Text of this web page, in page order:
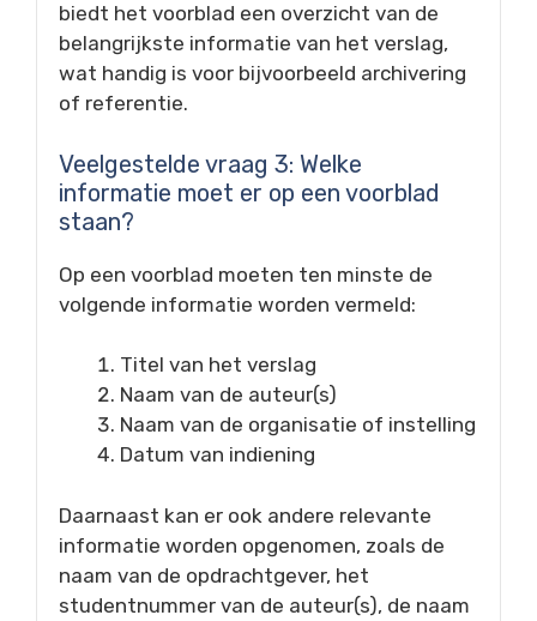
biedt het voorblad een overzicht van de
belangrijkste informatie van het verslag,
wat handig is voor bijvoorbeeld archivering
of referentie.
Veelgestelde vraag 3: Welke
informatie moet er op een voorblad
staan?
Op een voorblad moeten ten minste de
volgende informatie worden vermeld:
Titel van het verslag
Naam van de auteur(s)
Naam van de organisatie of instelling
Datum van indiening
Daarnaast kan er ook andere relevante
informatie worden opgenomen, zoals de
naam van de opdrachtgever, het
studentnummer van de auteur(s), de naam